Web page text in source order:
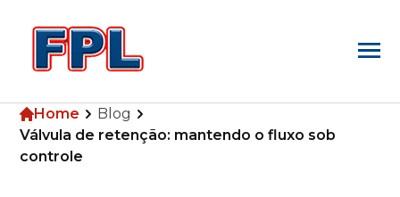
Home
Home
Blog
Válvula de retenção: mantendo o fluxo sob
controle